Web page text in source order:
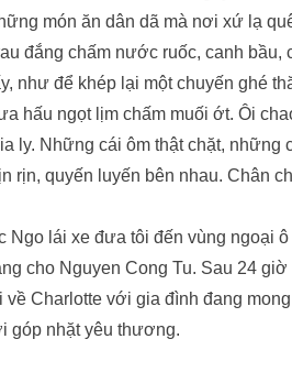
món ăn dân dã mà nơi xứ lạ
đắng chấm nước ruốc, canh
như để khép lại một chuyến ghé
hấu ngọt lịm chấm muối ớt. Ôi
ly. Những cái ôm thật chặt, những
rịn, quyến luyến bên nhau. Chân
Ngo lái xe đưa tôi đến vùng ngoại
cho Nguyen Cong Tu. Sau 24
Charlotte với gia đình đang
góp nhặt yêu thương.